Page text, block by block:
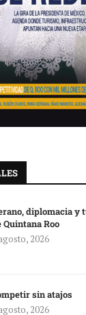
diplomacia y
Quintana Roo
2026
sin atajos
2026